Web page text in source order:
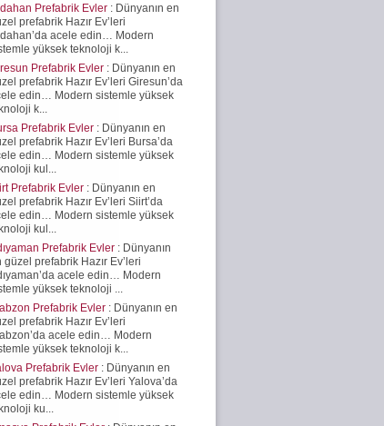
Prefabrik Evler : Dünyanın en
prefabrik Hazır Ev’leri
acele edin… Modern
yüksek teknoloji k...
Prefabrik Evler : Dünyanın en
prefabrik Hazır Ev’leri Giresun’da
edin… Modern sistemle yüksek
k...
Prefabrik Evler : Dünyanın en
prefabrik Hazır Ev’leri Bursa’da
edin… Modern sistemle yüksek
kul...
Prefabrik Evler : Dünyanın en
prefabrik Hazır Ev’leri Siirt’da
edin… Modern sistemle yüksek
kul...
Prefabrik Evler : Dünyanın
güzel prefabrik Hazır Ev’leri
acele edin… Modern
yüksek teknoloji ...
Prefabrik Evler : Dünyanın en
prefabrik Hazır Ev’leri
acele edin… Modern
yüksek teknoloji k...
Prefabrik Evler : Dünyanın en
prefabrik Hazır Ev’leri Yalova’da
edin… Modern sistemle yüksek
ku...